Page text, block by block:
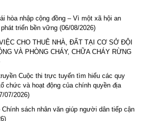
hòa nhập cộng đồng – Vì một xã hội an
triển bền vững (06/08/2026)
CHO THUÊ NHÀ, ĐẤT TẠI CƠ SỞ ĐỘI
VÀ PHÒNG CHÁY, CHỮA CHÁY RỪNG
Cuộc thi trực tuyến tìm hiểu các quy
chức và hoạt động của chính quyền địa
07/2026)
sách nhân văn giúp người dân tiếp cận
lao động Việt Nam vào các vị trí dự kiến